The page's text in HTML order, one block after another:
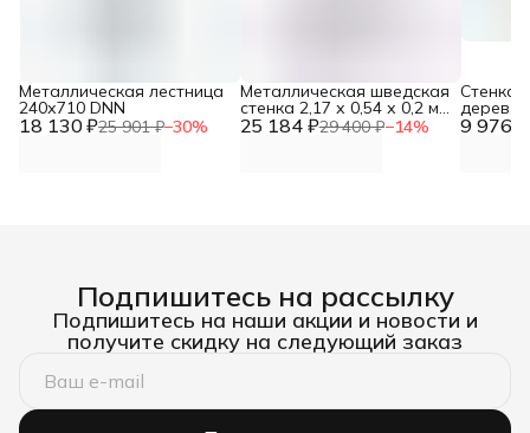
18 130 ₽25 901 ₽−30%
Металлическая лестница
240х710 DNN
25 184 ₽29 400 ₽−14%
Металлическая шведская
стенка 2,17 х 0,54 х 0,2 м с
турником DNN 9 976 ₽
Стенка
дерев.
Подпишитесь на рассылку
Подпишитесь на наши акции и новости и
получите скидку на следующий заказ